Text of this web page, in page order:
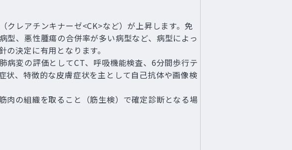
レアチンキナーゼ<CK>など）が上昇します。免
、悪性腫瘍の合併率が多い病型など、病型によっ
決定に有用となります。
病変の評価としてCT、呼吸機能検査、6分間歩行テ
状、特徴的な皮膚症状を主として自己抗体や画像検
肉の組織を取ること（筋生検）で確定診断となる場